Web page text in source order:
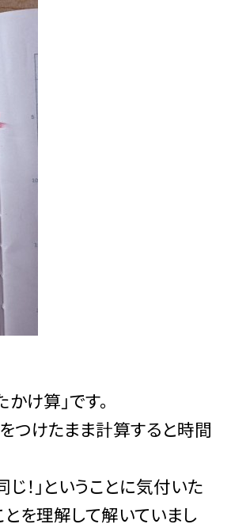
け算」です。
つけたまま計算すると時間
！」ということに気付いた
とを理解して解いていまし